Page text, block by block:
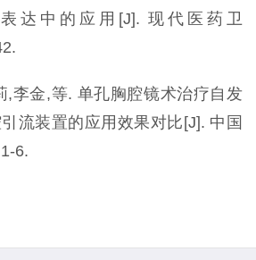
表达中的应用[J]. 现代医药卫
,李金,等. 单孔胸腔镜术治疗自发
流装置的应用效果对比[J]. 中国
6.